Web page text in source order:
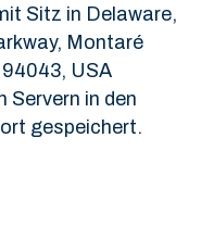
Sitz in Delaware,
Montaré
USA
Servern in den
gespeichert.